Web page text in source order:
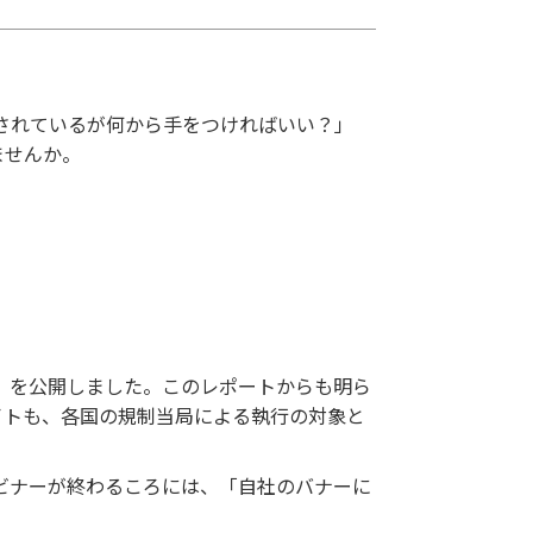
ているが何から手をつければいい？」
んか。
公開しました。このレポートからも明ら
も、各国の規制当局による執行の対象と
ーが終わるころには、「自社のバナーに